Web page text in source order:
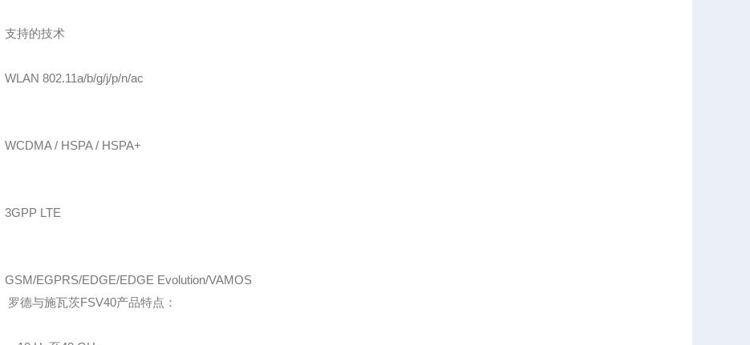
支持的技术
WLAN 802.11a/b/g/j/p/n/ac
WCDMA / HSPA / HSPA+
3GPP LTE
GSM/EGPRS/EDGE/EDGE Evolution/VAMOS
罗德与施瓦茨FSV40产品特点：